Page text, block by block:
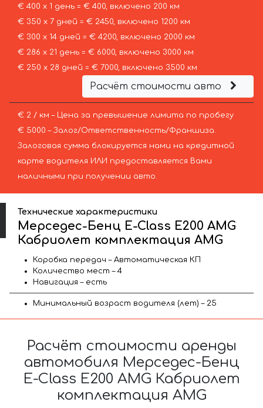
€ 400 х 1 день = € 400, включено 200 км
€ 350 х 7 дней = € 2450, включено 1200 км
€ 300 х 14 дней = € 4200, включено 2000 км
€ 286 х 21 день = € 6000, включено 3000 км
€ 250 х 28 дней = € 7000, включено 3500 км
Расчёт стоимости авто
€ 2 / км – Цена за превышение лимита по пробегу
€ 5000 – Залог/Ответственность/Франшиза.
Залоговая сумма блокируется нами на кредитной
карте водителя ИЛИ предоставляется Вами
наличными при получении авто.
Технические характеристики
Мерседес-Бенц E-Class E200 AMG
Кабриолет комплектация AMG
Коробка передач – Автоматическая КП
Количество мест – 4
Навигация – есть
Минимальный возраст водителя (лет) – 25
Расчёт стоимости аренды
автомобиля Мерседес-Бенц
E-Class E200 AMG Кабриолет
комплектация AMG